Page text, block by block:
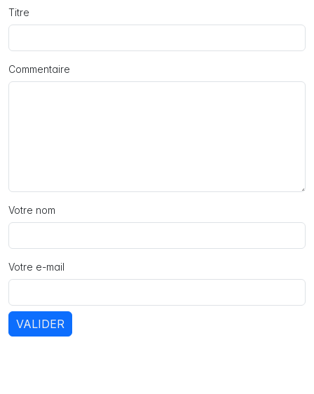
Titre
Commentaire
Votre nom
Votre e-mail
VALIDER